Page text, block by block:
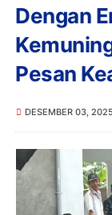
Dengan
Pesan
DESEMBER 03, 2025